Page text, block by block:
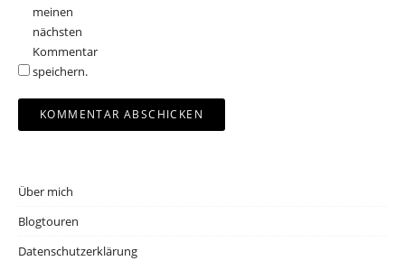
meinen
nächsten
Kommentar
speichern.
Über mich
Blogtouren
Datenschutzerklärung